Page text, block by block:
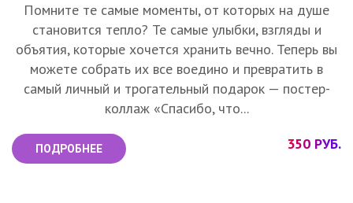
Помните те самые моменты, от которых на душе
становится тепло? Те самые улыбки, взгляды и
объятия, которые хочется хранить вечно. Теперь вы
можете собрать их все воедино и превратить в
самый личный и трогательный подарок — постер-
коллаж «Спасибо, что...
ПОДРОБНЕЕ 350 РУБ.